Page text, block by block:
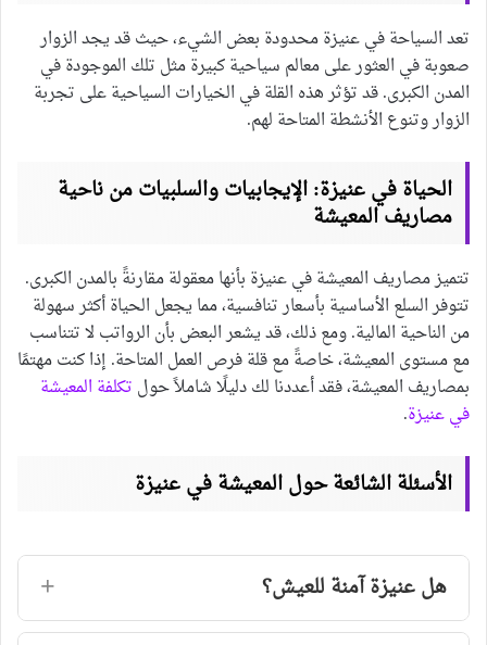
تعد السياحة في عنيزة محدودة بعض الشيء، حيث قد يجد الزوار
صعوبة في العثور على معالم سياحية كبيرة مثل تلك الموجودة في
المدن الكبرى. قد تؤثر هذه القلة في الخيارات السياحية على تجربة
الزوار وتنوع الأنشطة المتاحة لهم.
الحياة في عنيزة: الإيجابيات والسلبيات من ناحية
مصاريف المعيشة
تتميز مصاريف المعيشة في عنيزة بأنها معقولة مقارنةً بالمدن الكبرى.
تتوفر السلع الأساسية بأسعار تنافسية، مما يجعل الحياة أكثر سهولة
من الناحية المالية. ومع ذلك، قد يشعر البعض بأن الرواتب لا تتناسب
مع مستوى المعيشة، خاصةً مع قلة فرص العمل المتاحة. إذا كنت مهتمًا
بمصاريف المعيشة، فقد أعددنا لك دليلًا شاملاً حول تكلفة المعيشة
في عنيزة.
الأسئلة الشائعة حول المعيشة في عنيزة
هل عنيزة آمنة للعيش؟